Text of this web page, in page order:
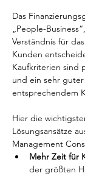
Das
„People-
Verständnis für
Kunden
Kaufkriterien sind
und ein sehr
entsprechendem
Hier die
Lösungsansätze
Management
Mehr Zeit für
der größten